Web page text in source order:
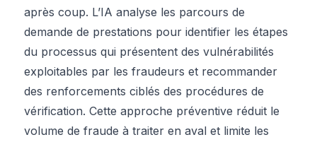
après coup. L’IA analyse les parcours de
demande de prestations pour identifier les étapes
du processus qui présentent des vulnérabilités
exploitables par les fraudeurs et recommander
des renforcements ciblés des procédures de
vérification. Cette approche préventive réduit le
volume de fraude à traiter en aval et limite les